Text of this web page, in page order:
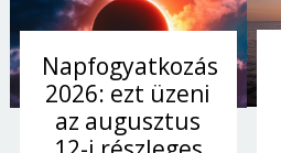
Napfogyatkozás
2026: ezt üzeni
az augusztus